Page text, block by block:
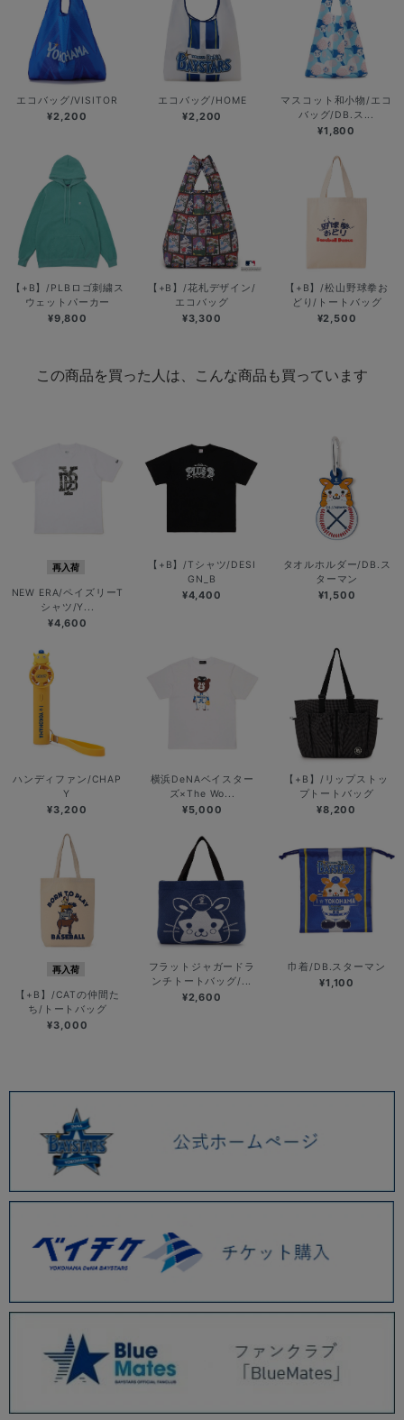
エコバッグ/VISITOR
¥2,200
エコバッグ/HOME
¥2,200
マスコット和小物/エコ
バッグ/DB.ス...
¥1,800
【+B】/PLBロゴ刺繍ス
ウェットパーカー
¥9,800
【+B】/花札デザイン/
エコバッグ
¥3,300
【+B】/松山野球拳お
どり/トートバッグ
¥2,500
この商品を買った人は、こんな商品も買っています
再入荷
NEW ERA/ペイズリーT
シャツ/Y...
¥4,600
【+B】/Tシャツ/DESI
GN_B
¥4,400
タオルホルダー/DB.ス
ターマン
¥1,500
ハンディファン/CHAP
Y
¥3,200
横浜DeNAベイスター
ズ×The Wo...
¥5,000
【+B】/リップストッ
プトートバッグ
¥8,200
再入荷
【+B】/CATの仲間た
ち/トートバッグ
¥3,000
フラットジャガードラ
ンチトートバッグ/...
¥2,600
巾着/DB.スターマン
¥1,100